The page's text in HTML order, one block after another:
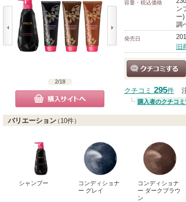
2/18
購入サイトへ
容量・税込価格
ン
ー
調
発売日
旧
クチコミ 295件
購入者のクチコ
バリエーション（ 10件）
シャンプー
コンディショナ
ー グレイ
コンディショナ
ー ダークブラウ
ン